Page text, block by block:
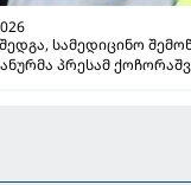
სამედიცინო
პრესამ